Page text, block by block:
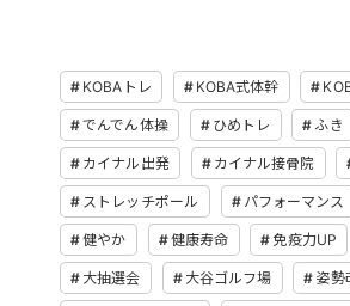
KOBAトレ KOBA式体幹
でんでん体操 ひめトレ ふき
カイナル出発 カイナル接骨院
ストレッチポール パフォーマンス
健やか 健康寿命 免疫力UP
大抽選会 大谷ゴルフ場 姿勢